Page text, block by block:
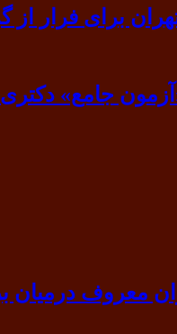
برای فرار از
جامع»
معروف درمیان